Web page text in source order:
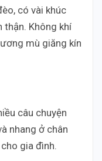
có vài khúc
thận. Không khí
mù giăng kín
câu chuyện
nhang ở chân
gia đình.